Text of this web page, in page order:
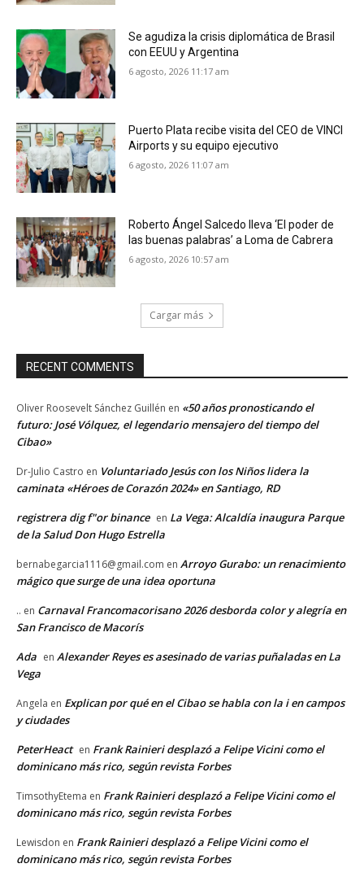
Se agudiza la crisis diplomática de Brasil
con EEUU y Argentina
6 agosto, 2026 11:17 am
Puerto Plata recibe visita del CEO de VINCI
Airports y su equipo ejecutivo
6 agosto, 2026 11:07 am
Roberto Ángel Salcedo lleva ‘El poder de
las buenas palabras’ a Loma de Cabrera
6 agosto, 2026 10:57 am
Cargar más
RECENT COMMENTS
Oliver Roosevelt Sánchez Guillén en «50 años pronosticando el
futuro: José Vólquez, el legendario mensajero del tiempo del
Cibao»
Dr-Julio Castro en Voluntariado Jesús con los Niños lidera la
caminata «Héroes de Corazón 2024» en Santiago, RD
registrera dig f"or binance en La Vega: Alcaldía inaugura Parque
de la Salud Don Hugo Estrella
bernabegarcia1116@gmail.com en Arroyo Gurabo: un renacimiento
mágico que surge de una idea oportuna
.. en Carnaval Francomacorisano 2026 desborda color y alegría en
San Francisco de Macorís
Ada en Alexander Reyes es asesinado de varias puñaladas en La
Vega
Angela en Explican por qué en el Cibao se habla con la i en campos
y ciudades
PeterHeact en Frank Rainieri desplazó a Felipe Vicini como el
dominicano más rico, según revista Forbes
TimsothyEtema en Frank Rainieri desplazó a Felipe Vicini como el
dominicano más rico, según revista Forbes
Lewisdon en Frank Rainieri desplazó a Felipe Vicini como el
dominicano más rico, según revista Forbes